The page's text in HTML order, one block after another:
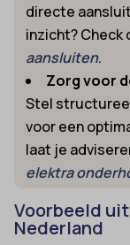
directe
inzicht? Check
aansluiten.
Zorg voor
Stel
voor een
laat je
elektra
Voorbeeld
Nederland